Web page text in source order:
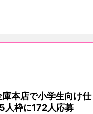
庫本店で小学生向け仕
枠に172人応募